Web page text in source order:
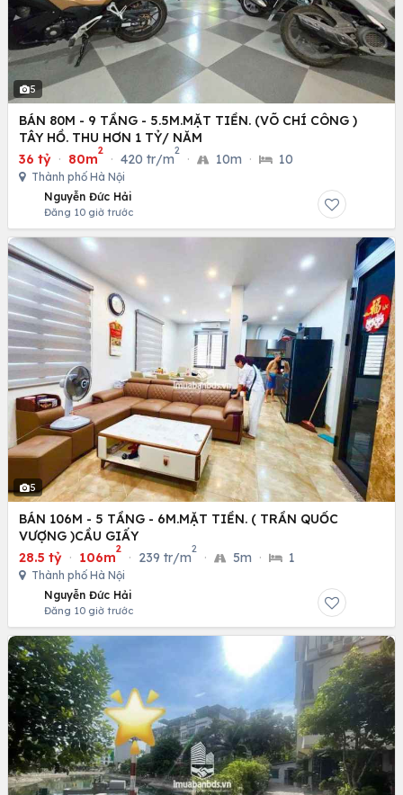
5
BÁN 80M - 9 TẦNG - 5.5M.MẶT TIỀN. (VÕ CHÍ CÔNG )
TÂY HỒ. THU HƠN 1 TỶ/ NĂM
36 tỷ · 80m
2
· 420 tr/m
2
· 10m · 10
Thành phố Hà Nội
Nguyễn Đức Hải
Đăng 10 giờ trước
5
BÁN 106M - 5 TẦNG - 6M.MẶT TIỀN. ( TRẦN QUỐC
VƯỢNG )CẦU GIẤY
28.5 tỷ · 106m
2
· 239 tr/m
2
· 5m · 1
Thành phố Hà Nội
Nguyễn Đức Hải
Đăng 10 giờ trước